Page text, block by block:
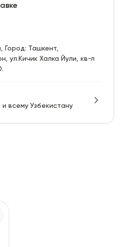
Город: Ташкент,
ул.Кичик Халка Йули, кв-л
всему Узбекистану